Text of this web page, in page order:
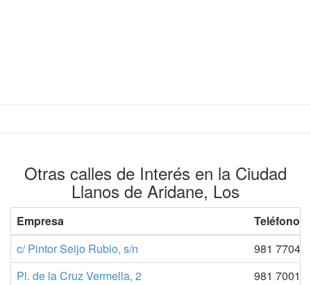
Otras calles de Interés en la Ciudad
Llanos de Aridane, Los
Empresa
Teléfono 1
c/ Pintor Seijo Rubio, s/n
981
Pl. de la Cruz Vermella, 2
981